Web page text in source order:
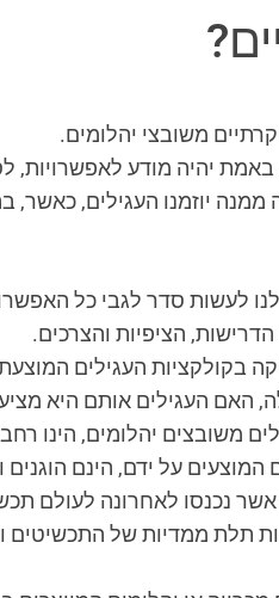
משובצי יהלומים.
יהיה מודע לאפשרויות,
יוזמנו העגילים,
לעשות סדר לגבי כל
הציפיות והצרכים.
בקולקציות העגילים
העגילים אותם היא
משובצים יהלומים, הינו
על ידם, הינם
נכנסו לאחרונה לעולם
ממדיות של התכשיטים